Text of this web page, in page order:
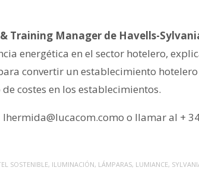
Training Manager de Havells-
energética en el sector hotelero,
convertir un establecimiento hotelero
costes en los establecimientos.
o llamar al +
SOSTENIBLE, ILUMINACIÓN, LÁMPARAS, LUMIANCE,